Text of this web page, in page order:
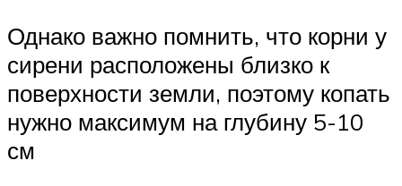
Однако важно помнить, что корни у
сирени расположены близко к
поверхности земли, поэтому копать
нужно максимум на глубину 5-10
см